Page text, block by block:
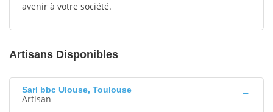
avenir à votre société.
Artisans Disponibles
Sarl bbc Ulouse, Toulouse
Artisan